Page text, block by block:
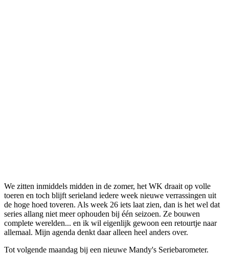
We zitten inmiddels midden in de zomer, het WK draait op volle
toeren en toch blijft serieland iedere week nieuwe verrassingen uit
de hoge hoed toveren. Als week 26 iets laat zien, dan is het wel dat
series allang niet meer ophouden bij één seizoen. Ze bouwen
complete werelden... en ik wil eigenlijk gewoon een retourtje naar
allemaal. Mijn agenda denkt daar alleen heel anders over.
Tot volgende maandag bij een nieuwe Mandy's Seriebarometer.